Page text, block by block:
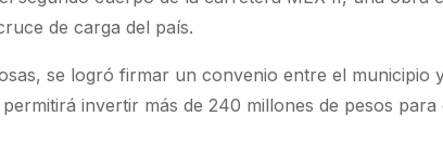
de carga del país.
se logró firmar un convenio entre el municipio
invertir más de 240 millones de pesos